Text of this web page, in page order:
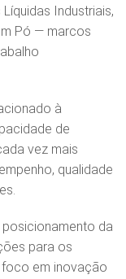
Industriais,
Pó — marcos
à
de
vez mais
qualidade
da
para os
foco em inovação